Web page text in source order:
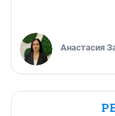
Анастасия